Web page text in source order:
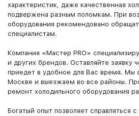
характеристик, даже качественная
подвержена разным поломкам. При
оборудования рекомендовано
специалистам.
Компания «Мастер PRO»
и других брендов. Оставляйте заявку
приедет в удобное для Вас время. Мы
Москве и выезжаем во все районы.
ремонт холодильного оборудования
Богатый опыт позволяет справляться